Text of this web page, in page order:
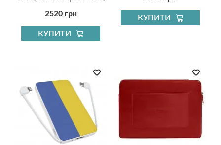
2520 грн
КУПИТИ
КУПИТИ